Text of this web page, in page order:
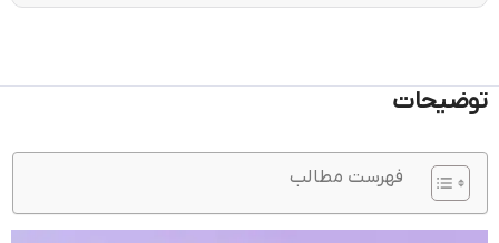
توضیحات
فهرست مطالب